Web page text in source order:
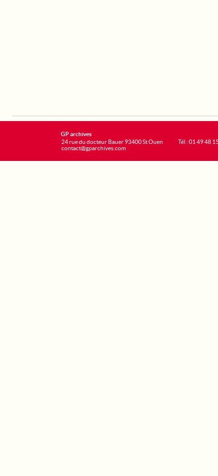
GP archives
24 rue du docteur Bauer 93400 St Ouen
contact@gparchives.com
Tél : 01 49 48